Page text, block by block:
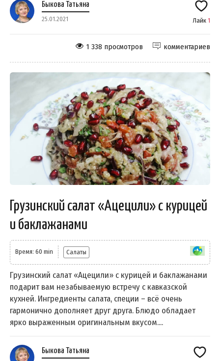
Быкова Татьяна
25.01.2021 Лайк 1
комментариев
1 338 просмотров
Грузинский салат «Ацецили» с курицей
и баклажанами
Время: 60 min Салаты
Грузинский салат «Ацецили» с курицей и баклажанами
подарит вам незабываемую встречу с кавказской
кухней. Ингредиенты салата, специи – всё очень
гармонично дополняет друг друга. Блюдо обладает
ярко выраженным оригинальным вкусом....
Быкова Татьяна